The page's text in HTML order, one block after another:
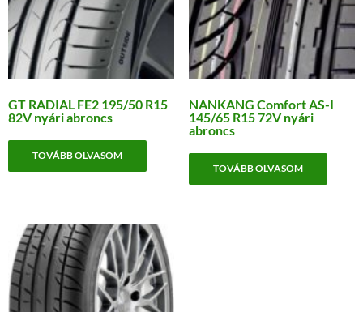
GT RADIAL FE2 195/50 R15
82V nyári abroncs
TOVÁBB OLVASOM
NANKANG Comfort AS-I
145/65 R15 72V nyári
abroncs
TOVÁBB OLVASOM